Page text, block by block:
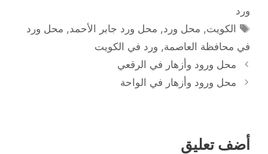
ورد
الوسوم
الكويت, محل ورد, محل ورد جابر الأحمد, محل ورد
في محافظة العاصمة, ورد في الكويت
محل ورود وأزهار في الرقعي
محل ورود وأزهار في الواحة
أضف تعليق